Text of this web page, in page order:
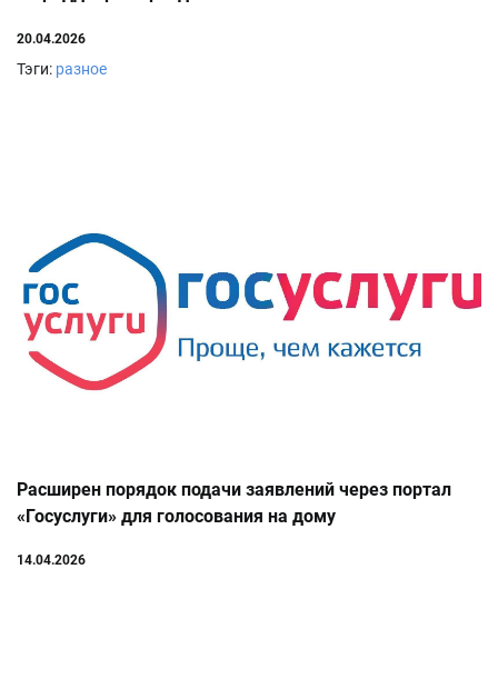
20.04.2026
Тэги: разное
Расширен порядок подачи заявлений через портал
«Госуслуги» для голосования на дому
14.04.2026